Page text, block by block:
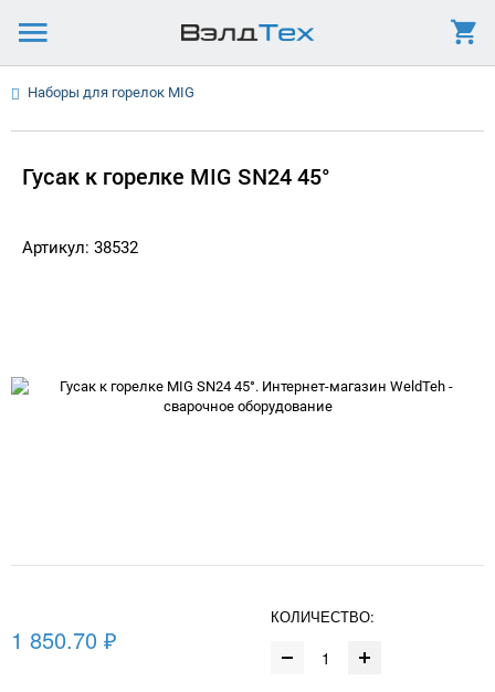
Наборы для горелок MIG
Гусак к горелке MIG SN24 45°
Артикул: 38532
1 850.70 ₽
КОЛИЧЕСТВО: